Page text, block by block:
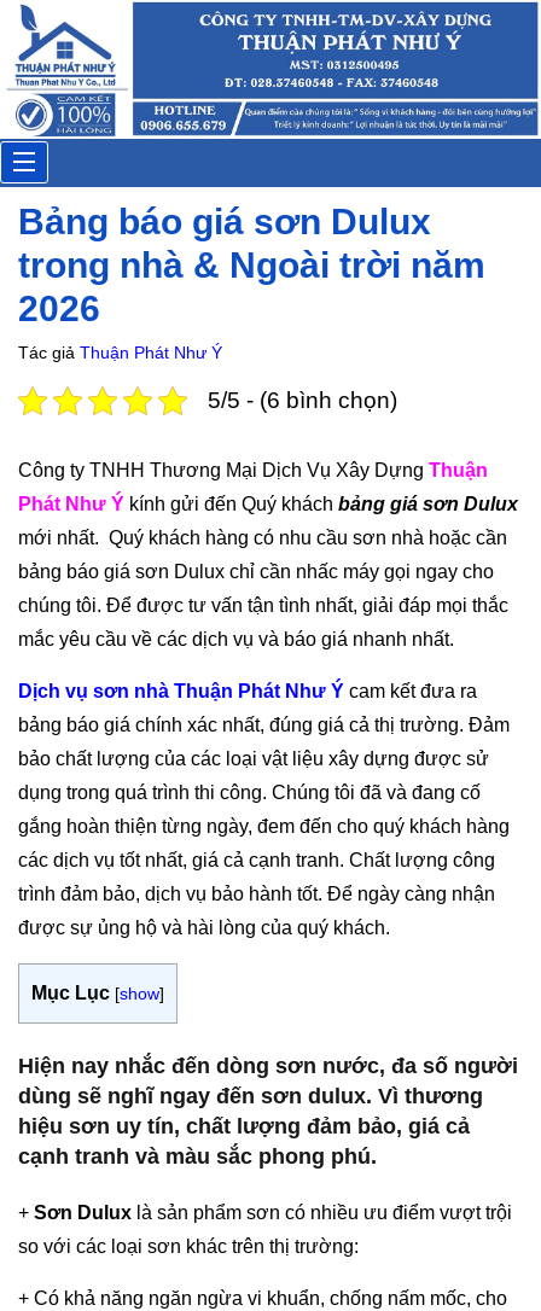
Toggle
navigation
Bảng báo giá sơn Dulux
trong nhà & Ngoài trời năm
2026
Tác giả Thuận Phát Như Ý
5/5 - (6 bình chọn)
Công ty TNHH Thương Mại Dịch Vụ Xây Dựng Thuận
Phát Như Ý kính gửi đến Quý khách bảng giá sơn Dulux
mới nhất. Quý khách hàng có nhu cầu sơn nhà hoặc cần
bảng báo giá sơn Dulux chỉ cần nhấc máy gọi ngay cho
chúng tôi. Để được tư vấn tận tình nhất, giải đáp mọi thắc
mắc yêu cầu về các dịch vụ và báo giá nhanh nhất.
Dịch vụ sơn nhà Thuận Phát Như Ý cam kết đưa ra
bảng báo giá chính xác nhất, đúng giá cả thị trường. Đảm
bảo chất lượng của các loại vật liệu xây dựng được sử
dụng trong quá trình thi công. Chúng tôi đã và đang cố
gắng hoàn thiện từng ngày, đem đến cho quý khách hàng
các dịch vụ tốt nhất, giá cả cạnh tranh. Chất lượng công
trình đảm bảo, dịch vụ bảo hành tốt. Để ngày càng nhận
được sự ủng hộ và hài lòng của quý khách.
Mục Lục [show]
Hiện nay nhắc đến dòng sơn nước, đa số người
dùng sẽ nghĩ ngay đến sơn dulux. Vì thương
hiệu sơn uy tín, chất lượng đảm bảo, giá cả
cạnh tranh và màu sắc phong phú.
+ Sơn Dulux là sản phẩm sơn có nhiều ưu điểm vượt trội
so với các loại sơn khác trên thị trường:
+ Có khả năng ngăn ngừa vi khuẩn, chống nấm mốc, cho